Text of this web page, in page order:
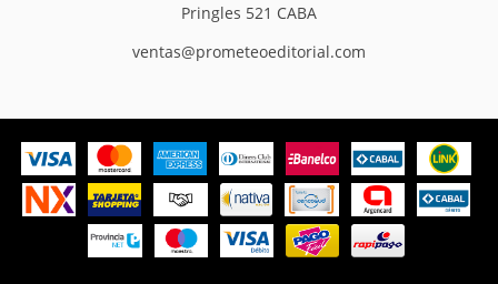
Pringles 521 CABA
ventas@prometeoeditorial.com